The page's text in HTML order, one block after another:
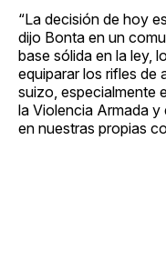
“La decisión de hoy
dijo Bonta en un
base sólida en la ley,
equiparar los rifles de
suizo, especialmente
la Violencia Armada
en nuestras propias